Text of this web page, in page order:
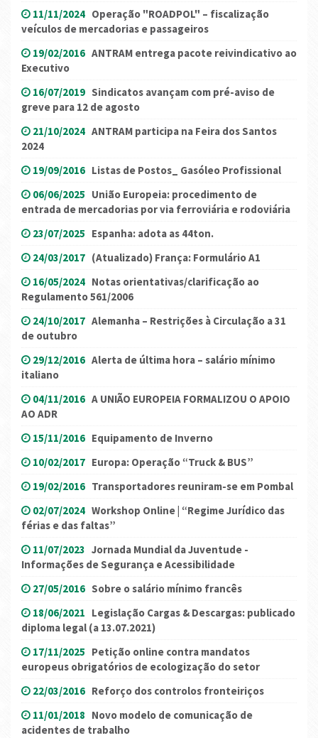
11/11/2024 Operação "ROADPOL" – fiscalização
veículos de mercadorias e passageiros
19/02/2016 ANTRAM entrega pacote reivindicativo ao
Executivo
16/07/2019 Sindicatos avançam com pré-aviso de
greve para 12 de agosto
21/10/2024 ANTRAM participa na Feira dos Santos
2024
19/09/2016 Listas de Postos_ Gasóleo Profissional
06/06/2025 União Europeia: procedimento de
entrada de mercadorias por via ferroviária e rodoviária
23/07/2025 Espanha: adota as 44ton.
24/03/2017 (Atualizado) França: Formulário A1
16/05/2024 Notas orientativas/clarificação ao
Regulamento 561/2006
24/10/2017 Alemanha – Restrições à Circulação a 31
de outubro
29/12/2016 Alerta de última hora – salário mínimo
italiano
04/11/2016 A UNIÃO EUROPEIA FORMALIZOU O APOIO
AO ADR
15/11/2016 Equipamento de Inverno
10/02/2017 Europa: Operação “Truck & BUS”
19/02/2016 Transportadores reuniram-se em Pombal
02/07/2024 Workshop Online | “Regime Jurídico das
férias e das faltas”
11/07/2023 Jornada Mundial da Juventude -
Informações de Segurança e Acessibilidade
27/05/2016 Sobre o salário mínimo francês
18/06/2021 Legislação Cargas & Descargas: publicado
diploma legal (a 13.07.2021)
17/11/2025 Petição online contra mandatos
europeus obrigatórios de ecologização do setor
22/03/2016 Reforço dos controlos fronteiriços
11/01/2018 Novo modelo de comunicação de
acidentes de trabalho